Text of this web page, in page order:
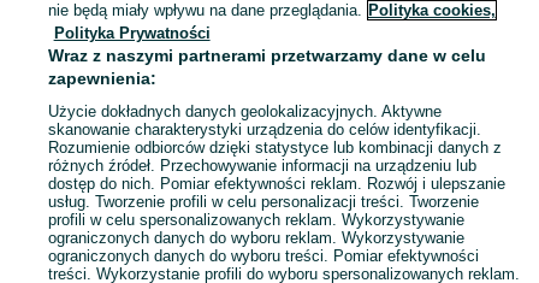
Mapa kategorii
Mapa miejscowości
Mapa ministron
Popularne wyszukiwania
nie będą miały wpływu na dane przeglądania. Polityka cookies,
Polityka Prywatności
Wraz z naszymi partnerami przetwarzamy dane w celu
zapewnienia:
Użycie dokładnych danych geolokalizacyjnych. Aktywne
skanowanie charakterystyki urządzenia do celów identyfikacji.
Rozumienie odbiorców dzięki statystyce lub kombinacji danych z
różnych źródeł. Przechowywanie informacji na urządzeniu lub
dostęp do nich. Pomiar efektywności reklam. Rozwój i ulepszanie
usług. Tworzenie profili w celu personalizacji treści. Tworzenie
profili w celu spersonalizowanych reklam. Wykorzystywanie
ograniczonych danych do wyboru reklam. Wykorzystywanie
ograniczonych danych do wyboru treści. Pomiar efektywności
treści. Wykorzystanie profili do wyboru spersonalizowanych reklam.